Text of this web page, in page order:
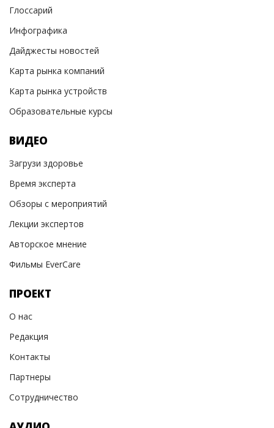
Глоссарий
Инфографика
Дайджесты новостей
Карта рынка компаний
Карта рынка устройств
Образовательные курсы
ВИДЕО
Загрузи здоровье
Время эксперта
Обзоры с мероприятий
Лекции экспертов
Авторское мнение
Фильмы EverCare
ПРОЕКТ
О нас
Редакция
Контакты
Партнеры
Сотрудничество